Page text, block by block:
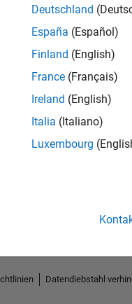
No
Deutschland
España (Español)
Finland (English)
France (Français)
Ireland (English)
Italia (Italiano)
Luxembourg
Datendiebstahl